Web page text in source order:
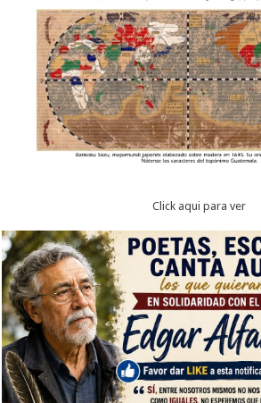
Click aqui para ver